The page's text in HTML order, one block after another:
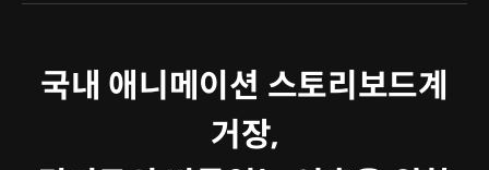
국내 애니메이션 스토리보드계
거장,